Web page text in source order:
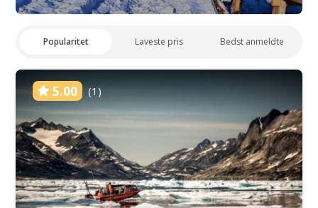
Popularitet Laveste pris Bedst anmeldte
5.00 (1)